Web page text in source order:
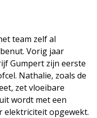
team zelf al
Vorig jaar
Gumpert zijn eerste
Nathalie, zoals de
zet vloeibare
wordt met een
elektriciteit opgewekt.